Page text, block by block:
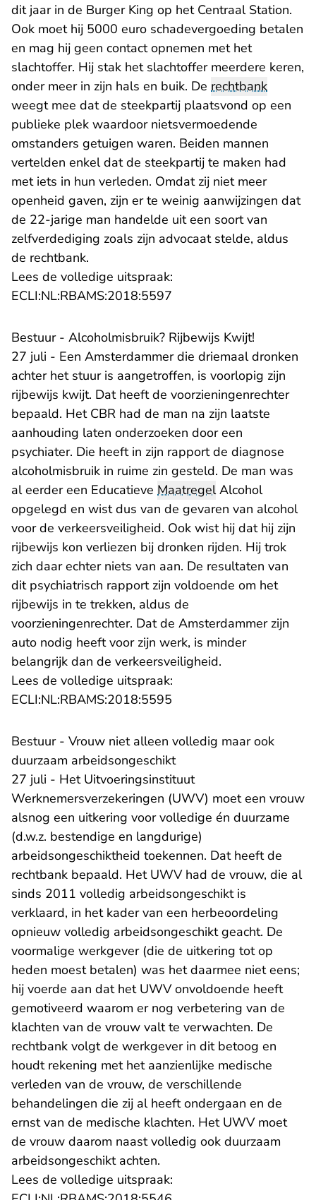
dit jaar in de Burger King op het Centraal Station.
Ook moet hij 5000 euro schadevergoeding betalen
en mag hij geen contact opnemen met het
slachtoffer. Hij stak het slachtoffer meerdere keren,
onder meer in zijn hals en buik. De rechtbank
weegt mee dat de steekpartij plaatsvond op een
publieke plek waardoor nietsvermoedende
omstanders getuigen waren. Beiden mannen
vertelden enkel dat de steekpartij te maken had
met iets in hun verleden. Omdat zij niet meer
openheid gaven, zijn er te weinig aanwijzingen dat
de 22-jarige man handelde uit een soort van
zelfverdediging zoals zijn advocaat stelde, aldus
de rechtbank.
Lees de volledige uitspraak:
ECLI:NL:RBAMS:2018:5597
Bestuur - Alcoholmisbruik? Rijbewijs Kwijt!
27 juli - Een Amsterdammer die driemaal dronken
achter het stuur is aangetroffen, is voorlopig zijn
rijbewijs kwijt. Dat heeft de voorzieningenrechter
bepaald. Het CBR had de man na zijn laatste
aanhouding laten onderzoeken door een
psychiater. Die heeft in zijn rapport de diagnose
alcoholmisbruik in ruime zin gesteld. De man was
al eerder een Educatieve MaatregelAlcohol
opgelegd en wist dus van de gevaren van alcohol
voor de verkeersveiligheid. Ook wist hij dat hij zijn
rijbewijs kon verliezen bij dronken rijden. Hij trok
zich daar echter niets van aan. De resultaten van
dit psychiatrisch rapport zijn voldoende om het
rijbewijs in te trekken, aldus de
voorzieningenrechter. Dat de Amsterdammer zijn
auto nodig heeft voor zijn werk, is minder
belangrijk dan de verkeersveiligheid.
Lees de volledige uitspraak:
ECLI:NL:RBAMS:2018:5595
Bestuur - Vrouw niet alleen volledig maar ook
duurzaam arbeidsongeschikt
27 juli - Het Uitvoeringsinstituut
Werknemersverzekeringen (UWV) moet een vrouw
alsnog een uitkering voor volledige én duurzame
(d.w.z. bestendige en langdurige)
arbeidsongeschiktheid toekennen. Dat heeft de
rechtbank bepaald. Het UWV had de vrouw, die al
sinds 2011 volledig arbeidsongeschikt is
verklaard, in het kader van een herbeoordeling
opnieuw volledig arbeidsongeschikt geacht. De
voormalige werkgever (die de uitkering tot op
heden moest betalen) was het daarmee niet eens;
hij voerde aan dat het UWV onvoldoende heeft
gemotiveerd waarom er nog verbetering van de
klachten van de vrouw valt te verwachten. De
rechtbank volgt de werkgever in dit betoog en
houdt rekening met het aanzienlijke medische
verleden van de vrouw, de verschillende
behandelingen die zij al heeft ondergaan en de
ernst van de medische klachten. Het UWV moet
de vrouw daarom naast volledig ook duurzaam
arbeidsongeschikt achten.
Lees de volledige uitspraak: